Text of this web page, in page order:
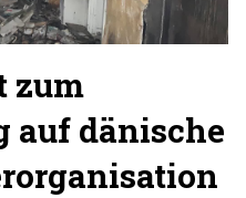
zum
auf dänische